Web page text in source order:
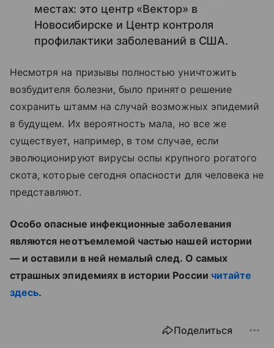
местах: это центр «Вектор» в
Новосибирске и Центр контроля
профилактики заболеваний в США.
Несмотря на призывы полностью уничтожить
возбудителя болезни, было принято решение
сохранить штамм на случай возможных эпидемий
в будущем. Их вероятность мала, но все же
существует, например, в том случае, если
эволюционируют вирусы оспы крупного рогатого
скота, которые сегодня опасности для человека не
представляют.
Особо опасные инфекционные заболевания
являются неотъемлемой частью нашей истории
— и оставили в ней немалый след. О самых
страшных эпидемиях в истории России читайте
здесь.
Поделиться